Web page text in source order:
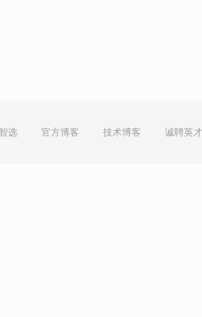
选 官方博客 技术博客 诚聘英才